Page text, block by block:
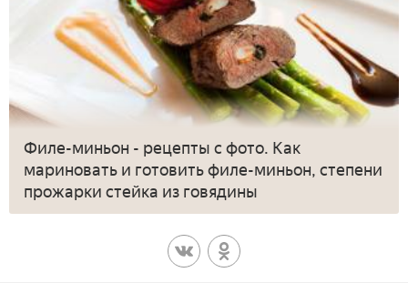
Филе-миньон - рецепты с фото. Как
мариновать и готовить филе-миньон, степени
прожарки стейка из говядины